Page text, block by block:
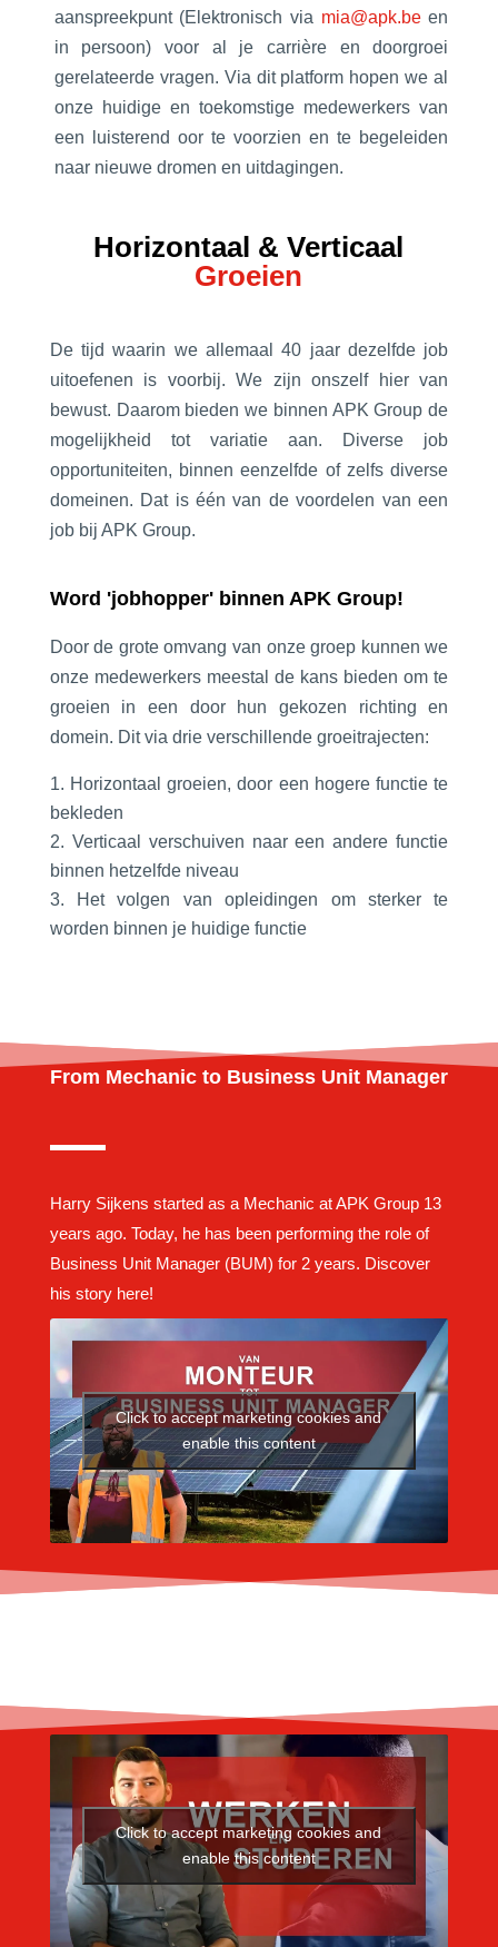
aanspreekpunt (Elektronisch via mia@apk.been
in persoon) voor al je carrière en doorgroei
gerelateerde vragen. Via dit platform hopen we al
onze huidige en toekomstige medewerkers van
een luisterend oor te voorzien en te begeleiden
naar nieuwe dromen en uitdagingen.
Horizontaal & Verticaal
Groeien
De tijd waarin we allemaal 40 jaar dezelfde job
uitoefenen is voorbij. We zijn onszelf hier van
bewust. Daarom bieden we binnen APK Group de
mogelijkheid tot variatie aan. Diverse job
opportuniteiten, binnen eenzelfde of zelfs diverse
domeinen. Dat is één van de voordelen van een
job bij APK Group.
Word 'jobhopper' binnen APK Group!
Door de grote omvang van onze groep kunnen we
onze medewerkers meestal de kans bieden om te
groeien in een door hun gekozen richting en
domein. Dit via drie verschillende groeitrajecten:
Horizontaal groeien, door een hogere functie te
bekleden
Verticaal verschuiven naar een andere functie
binnen hetzelfde niveau
Het volgen van opleidingen om sterker te
worden binnen je huidige functie
From Mechanic to Business Unit Manager
Harry Sijkens started as a Mechanic at APK Group 13
years ago. Today, he has been performing the role of
Business Unit Manager (BUM) for 2 years. Discover
his story here!
Click to accept marketing cookies and
enable this content
Click to accept marketing cookies and
enable this content